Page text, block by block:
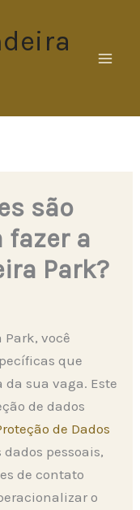
são
fazer a
Park?
Park, você
que
sua vaga. Este
de dados
de Dados
pessoais,
de contato
o